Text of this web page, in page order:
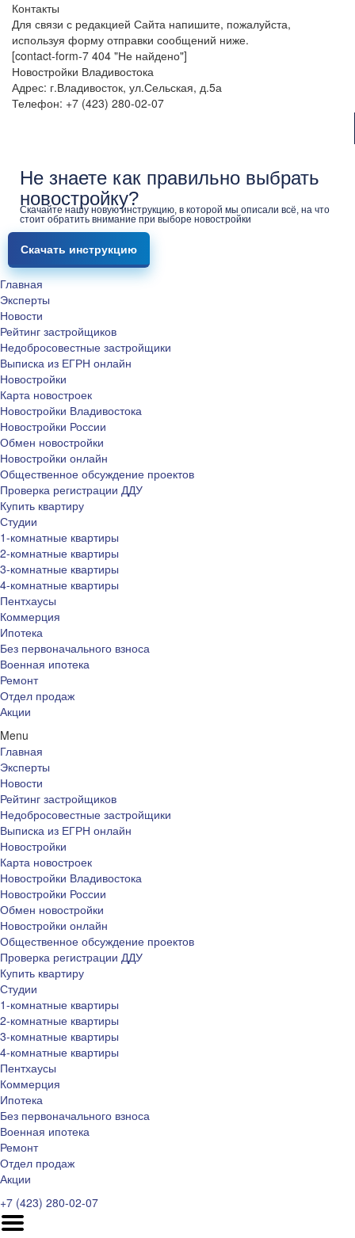
Контакты
Для связи с редакцией Сайта напишите, пожалуйста,
используя форму отправки сообщений ниже.
[contact-form-7 404 "Не найдено"]
Новостройки Владивостока
Адрес: г.Владивосток, ул.Сельская, д.5а
Телефон: +7 (423) 280-02-07
Не знаете как правильно выбрать
новостройку?
Скачайте нашу новую инструкцию, в которой мы описали всё, на что
стоит обратить внимание при выборе новостройки
Скачать инструкцию
Главная
Эксперты
Новости
Рейтинг застройщиков
Недобросовестные застройщики
Выписка из ЕГРН онлайн
Новостройки
Карта новостроек
Новостройки Владивостока
Новостройки России
Обмен новостройки
Новостройки онлайн
Общественное обсуждение проектов
Проверка регистрации ДДУ
Купить квартиру
Студии
1-комнатные квартиры
2-комнатные квартиры
3-комнатные квартиры
4-комнатные квартиры
Пентхаусы
Коммерция
Ипотека
Без первоначального взноса
Военная ипотека
Ремонт
Отдел продаж
Акции
Menu
Главная
Эксперты
Новости
Рейтинг застройщиков
Недобросовестные застройщики
Выписка из ЕГРН онлайн
Новостройки
Карта новостроек
Новостройки Владивостока
Новостройки России
Обмен новостройки
Новостройки онлайн
Общественное обсуждение проектов
Проверка регистрации ДДУ
Купить квартиру
Студии
1-комнатные квартиры
2-комнатные квартиры
3-комнатные квартиры
4-комнатные квартиры
Пентхаусы
Коммерция
Ипотека
Без первоначального взноса
Военная ипотека
Ремонт
Отдел продаж
Акции
+7 (423) 280-02-07